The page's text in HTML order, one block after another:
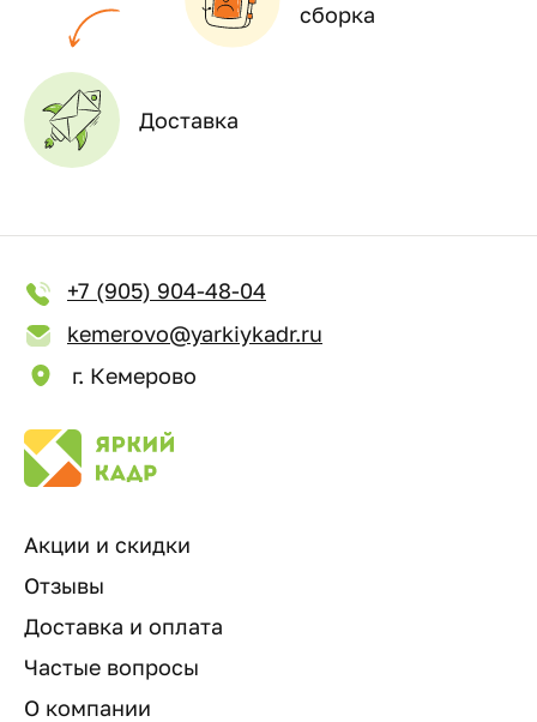
сборка
Доставка
+7 (905) 904-48-04
kemerovo@yarkiykadr.ru
г. Кемерово
Акции и скидки
Отзывы
Доставка и оплата
Частые вопросы
О компании